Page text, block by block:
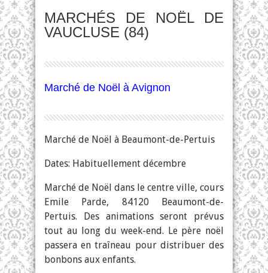
MARCHÉS DE NOËL DE
VAUCLUSE (84)
Marché de Noël à Avignon
Marché de Noël à Beaumont-de-Pertuis
Dates: Habituellement décembre
Marché de Noël dans le centre ville, cours
Emile Parde, 84120 Beaumont-de-
Pertuis. Des animations seront prévus
tout au long du week-end. Le père noël
passera en traîneau pour distribuer des
bonbons aux enfants.